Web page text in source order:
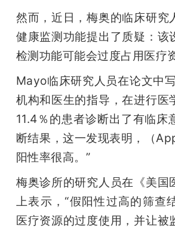
机
然而，近日，梅奥的临床研究
健康监测功能提出了质疑：该
检测功能可能会过度占用医疗
Mayo临床研究人员在论文中
机构和医生的指导，在进行医
11.4％的患者诊断出了有临床
断结果，这一发现表明，（
阳性率很高。”
梅奥诊所的研究人员在《美国
上表示，“假阳性过高的筛查
医疗资源的过度使用，并让被